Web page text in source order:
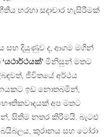
හරහා සදාචාර හැසිරීමක්
සහ දියුණුව ද, ආගම මගින්
‘යථාර්ථයක්’ මිනිසුන් මතට
ජීවිතයේ අර්ථය
ඉඩ නොතබමින්,
අප මතට
සිතීම නතර කිරීමයි. බැටළු
බයිබලය, කුරානය සහ ටෝරා